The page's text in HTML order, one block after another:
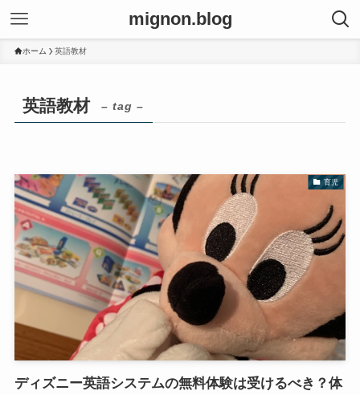
mignon.blog
ホーム 英語教材
英語教材 – tag –
育児
ディズニー英語システムの無料体験は受けるべき？体